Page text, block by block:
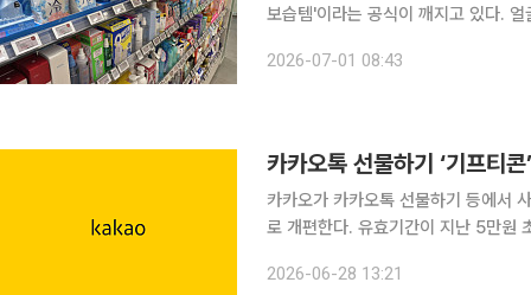
보습템'이라는 공식이 깨지고 있다.
2026-07-01 08:43
카카오톡 선물하기 ‘기프티
카카오가 카카오톡 선물하기 등에서
로 개편한다. 유효기간이 지난 5만원
한 내용의 카카오 전자금융거래 이용
2026-06-28 13:21